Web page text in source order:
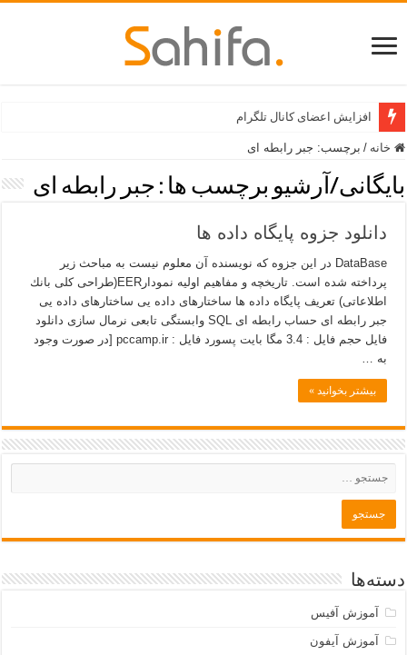
افزایش اعضای کانال تلگرام
خانه / برچسب: جبر رابطه ای
بایگانی/آرشیو برچسب ها : جبر رابطه ای
دانلود جزوه پایگاه داده ها
DataBase در این جزوه که نویسنده آن معلوم نیست به مباحث زیر
پرداخته شده است. تاریخچه و مفاهیم اولیه نمودارEER(طراحی كلی بانك
اطلاعاتی) تعریف پایگاه داده ها ساختارهای داده یی ساختارهای داده یی
جبر رابطه ای حساب رابطه ای SQL وابستگی تابعی نرمال سازی دانلود
فایل حجم فایل : 3.4 مگا بايت پسورد فایل : pccamp.ir [در صورت وجود
به …
بیشتر بخوانید »
دسته‌ها
آموزش آفیس
آموزش آیفون